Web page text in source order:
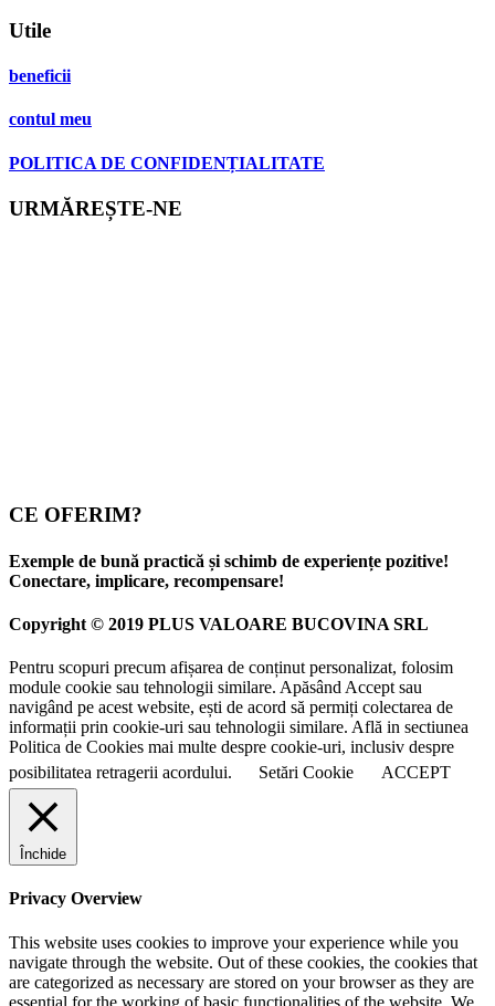
Utile
beneficii
contul meu
POLITICA DE CONFIDENȚIALITATE
URMĂREȘTE-NE
CE OFERIM?
Exemple de bună practică și schimb de experiențe pozitive!
Conectare, implicare, recompensare!
Copyright © 2019 PLUS VALOARE BUCOVINA SRL
Pentru scopuri precum afișarea de conținut personalizat, folosim
module cookie sau tehnologii similare. Apăsând Accept sau
navigând pe acest website, ești de acord să permiți colectarea de
informații prin cookie-uri sau tehnologii similare. Află in sectiunea
Politica de Cookies mai multe despre cookie-uri, inclusiv despre
posibilitatea retragerii acordului.
Setări Cookie ACCEPT
Închide
Privacy Overview
This website uses cookies to improve your experience while you
navigate through the website. Out of these cookies, the cookies that
are categorized as necessary are stored on your browser as they are
essential for the working of basic functionalities of the website. We